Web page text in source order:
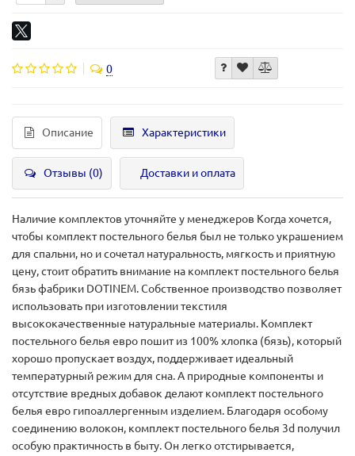
0
Описание Характеристики
Отзывы (0) Доставки и оплата
Наличие комплектов уточняйте у менеджеров Когда хочется,
чтобы комплект постельного белья был не только украшением
для спальни, но и сочетал натуральность, мягкость и приятную
цену, стоит обратить внимание на комплект постельного белья
бязь фабрики DOTINEM. Собственное производство позволяет
использовать при изготовлении текстиля
высококачественные натуральные материалы. Комплект
постельного белья евро пошит из 100% хлопка (бязь), который
хорошо пропускает воздух, поддерживает идеальный
температурный режим для сна. А природные компоненты и
отсутствие вредных добавок делают комплект постельного
белья евро гипоаллергенным изделием. Благодаря особому
соединению волокон, комплект постельного белья 3d получил
особую практичность в быту. Он легко отстирывается,